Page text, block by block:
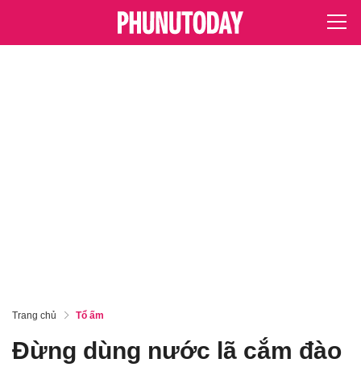
Trang chủ Tổ ấm
Đừng dùng nước lã cắm đào